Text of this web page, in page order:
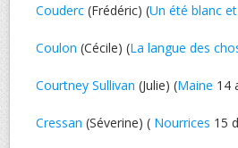
Couderc (Frédéric) (Un été blanc
Coulon (Cécile) (La langue des
Courtney Sullivan (Julie) (Maine 14
Cressan (Séverine) ( Nourrices 15